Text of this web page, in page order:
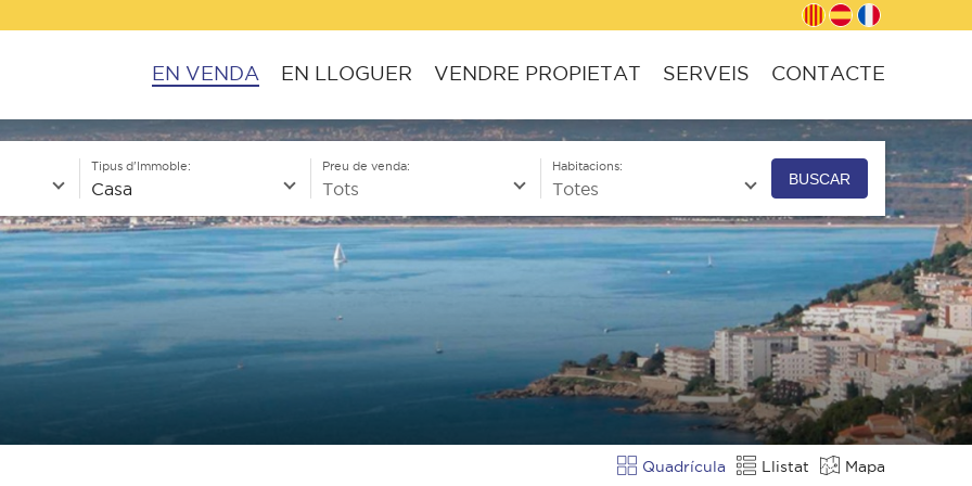
EN VENDA EN LLOGUER VENDRE PROPIETAT SERVEIS CONTACTE
Tipus d'Immoble: Preu de venda: Habitacions:
BUSCAR
Quadrícula Llistat Mapa